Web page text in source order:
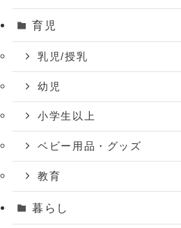
育児
乳児/授乳
幼児
小学生以上
ベビー用品・グッズ
教育
暮らし